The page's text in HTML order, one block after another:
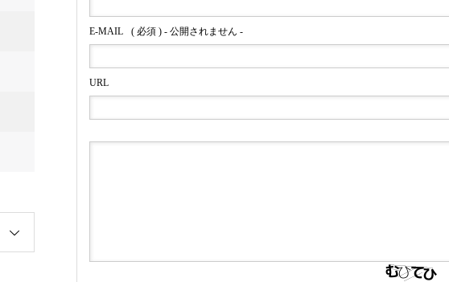
E-MAIL ( 必須 ) - 公開されません -
URL